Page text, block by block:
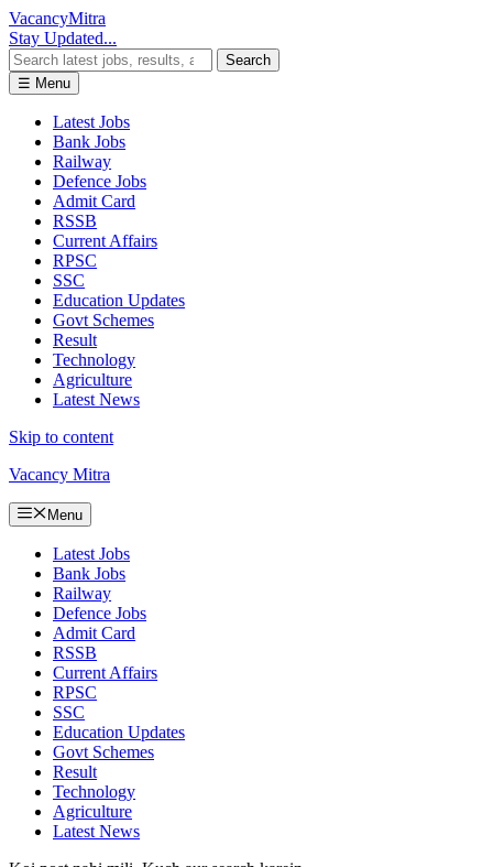
VacancyMitra
Stay Updated...
Search
☰ Menu
Latest Jobs
Bank Jobs
Railway
Defence Jobs
Admit Card
RSSB
Current Affairs
RPSC
SSC
Education Updates
Govt Schemes
Result
Technology
Agriculture
Latest News
Skip to content
Vacancy Mitra
Menu
Latest Jobs
Bank Jobs
Railway
Defence Jobs
Admit Card
RSSB
Current Affairs
RPSC
SSC
Education Updates
Govt Schemes
Result
Technology
Agriculture
Latest News